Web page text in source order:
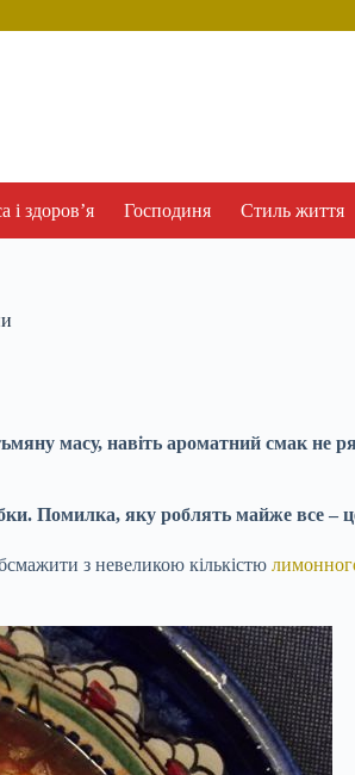
і здоров’я Господиня Стиль життя
масу, навіть ароматний смак не
Помилка, яку роблять майже все
з невеликою кількістю